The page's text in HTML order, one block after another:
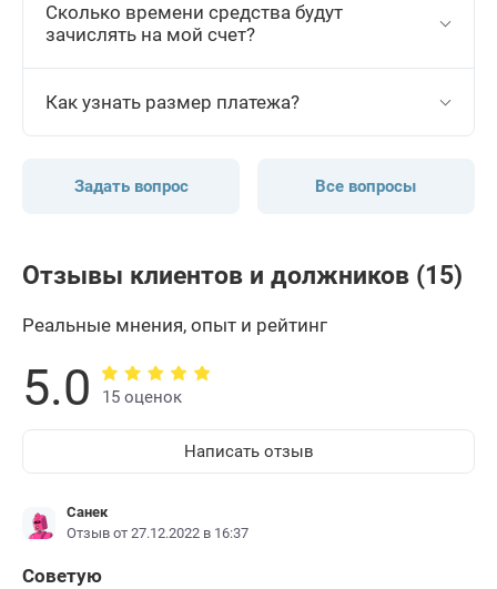
Сколько времени средства будут
зачислять на мой счет?
Как узнать размер платежа?
Задать вопрос Все вопросы
Отзывы клиентов и должников (15)
Реальные мнения, опыт и рейтинг
5.0 15 оценок
Написать отзыв
Санек
Отзыв от 27.12.2022 в 16:37
Советую